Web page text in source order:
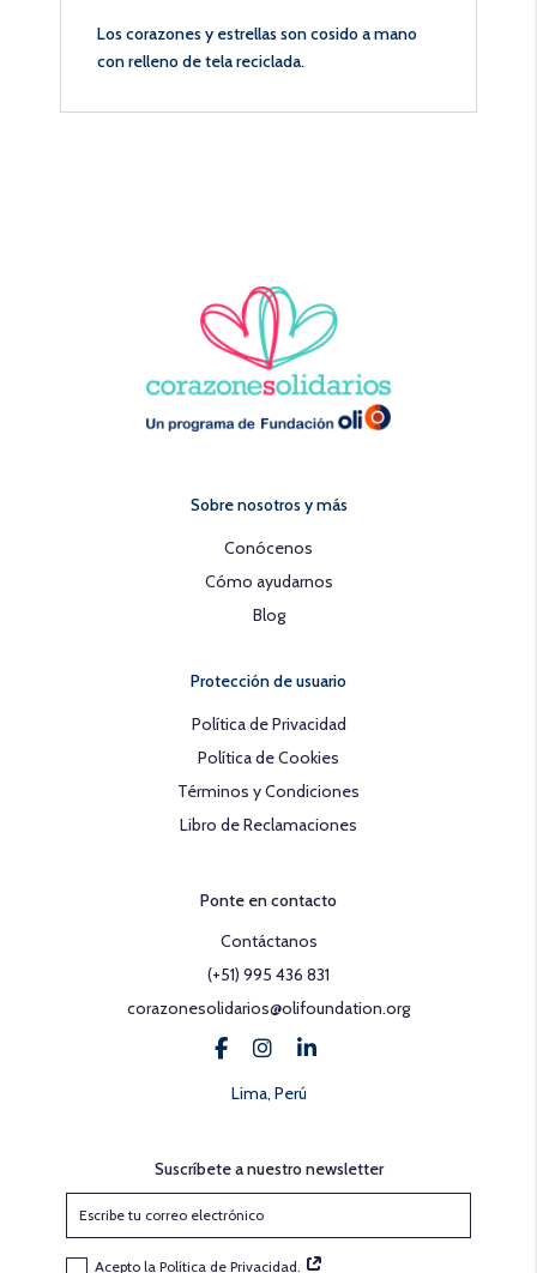
Los corazones y estrellas son cosido a mano
con relleno de tela reciclada.
Sobre nosotros y más
Conócenos
Cómo ayudarnos
Blog
Protección de usuario
Política de Privacidad
Política de Cookies
Términos y Condiciones
Libro de Reclamaciones
Ponte en contacto
Contáctanos
(+51) 995 436 831
corazonesolidarios@olifoundation.org
Lima, Perú
Suscríbete a nuestro newsletter
Acepto la Política de Privacidad.